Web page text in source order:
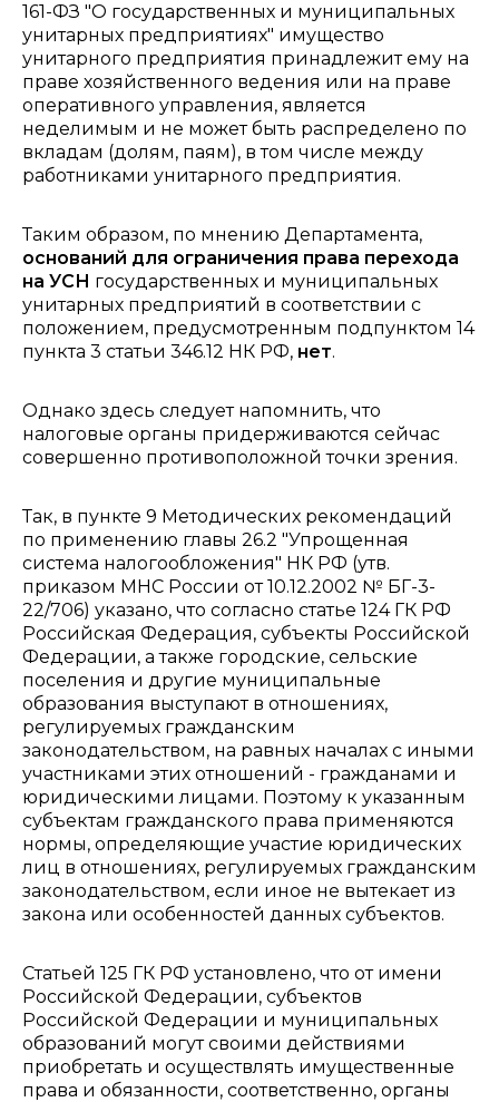
161-ФЗ "О государственных и муниципальных
унитарных предприятиях" имущество
унитарного предприятия принадлежит ему на
праве хозяйственного ведения или на праве
оперативного управления, является
неделимым и не может быть распределено по
вкладам (долям, паям), в том числе между
работниками унитарного предприятия.
Таким образом, по мнению Департамента,
оснований для ограничения права перехода
на УСН государственных и муниципальных
унитарных предприятий в соответствии с
положением, предусмотренным подпунктом 14
пункта 3 статьи 346.12 НК РФ, нет.
Однако здесь следует напомнить, что
налоговые органы придерживаются сейчас
совершенно противоположной точки зрения.
Так, в пункте 9 Методических рекомендаций
по применению главы 26.2 "Упрощенная
система налогообложения" НК РФ (утв.
приказом МНС России от 10.12.2002 № БГ-3-
22/706) указано, что согласно статье 124 ГК РФ
Российская Федерация, субъекты Российской
Федерации, а также городские, сельские
поселения и другие муниципальные
образования выступают в отношениях,
регулируемых гражданским
законодательством, на равных началах с иными
участниками этих отношений - гражданами и
юридическими лицами. Поэтому к указанным
субъектам гражданского права применяются
нормы, определяющие участие юридических
лиц в отношениях, регулируемых гражданским
законодательством, если иное не вытекает из
закона или особенностей данных субъектов.
Статьей 125 ГК РФ установлено, что от имени
Российской Федерации, субъектов
Российской Федерации и муниципальных
образований могут своими действиями
приобретать и осуществлять имущественные
права и обязанности, соответственно, органы